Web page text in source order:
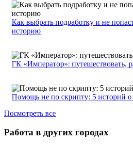
Как выбрать подработку и не
историю
ГК «Император»: путешествовать,
Помощь не по скрипту: 5 историй о
Посмотреть все
Работа в других городах